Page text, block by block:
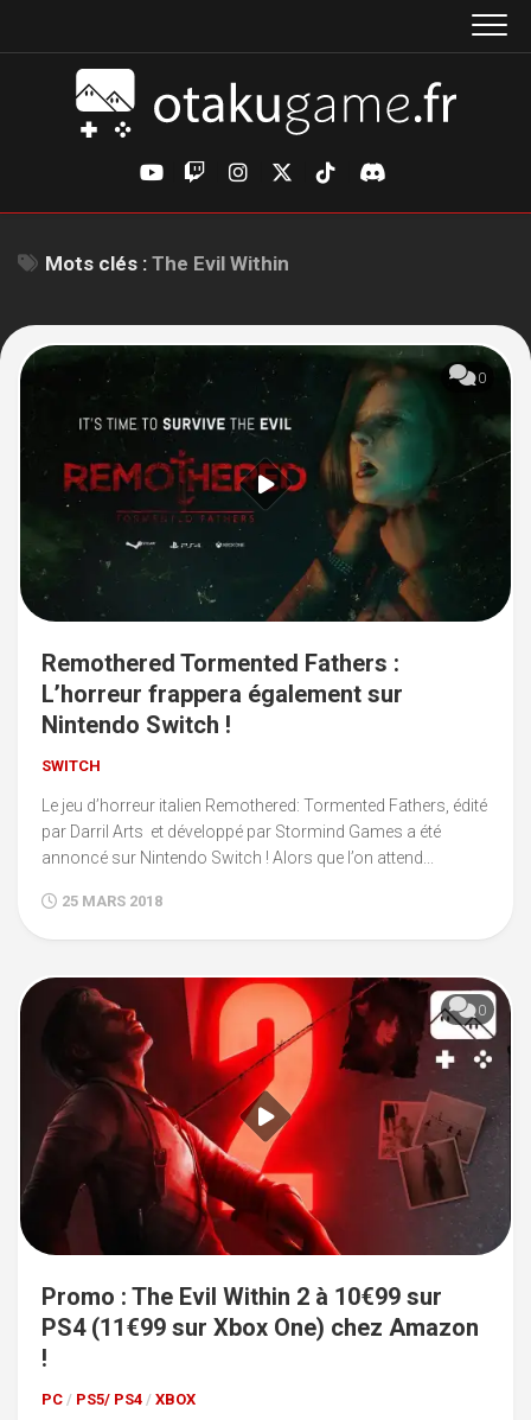
Mots clés : The Evil Within
0
Remothered Tormented Fathers :
L’horreur frappera également sur
Nintendo Switch !
SWITCH
Le jeu d’horreur italien Remothered: Tormented Fathers, édité
par Darril Arts et développé par Stormind Games a été
annoncé sur Nintendo Switch ! Alors que l’on attend...
25 MARS 2018
0
Promo : The Evil Within 2 à 10€99 sur
PS4 (11€99 sur Xbox One) chez Amazon
!
PC / PS5/ PS4 / XBOX